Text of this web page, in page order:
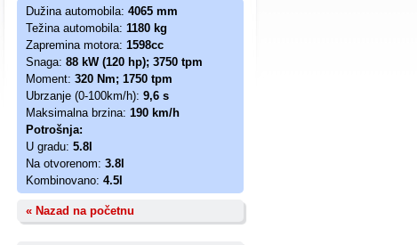
Dužina automobila: 4065 mm
Težina automobila: 1180 kg
Zapremina motora: 1598cc
Snaga: 88 kW (120 hp); 3750 tpm
Moment: 320 Nm; 1750 tpm
Ubrzanje (0-100km/h): 9,6 s
Maksimalna brzina: 190 km/h
Potrošnja:
U gradu: 5.8l
Na otvorenom: 3.8l
Kombinovano: 4.5l
« Nazad na početnu